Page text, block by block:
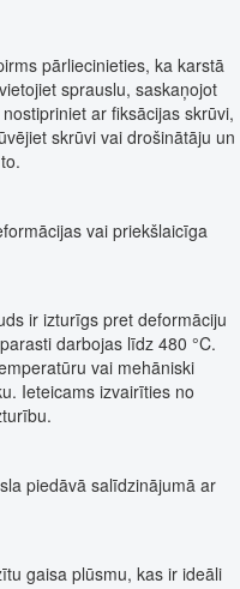
pārliecinieties, ka karstā
sprauslu, saskaņojot
ar fiksācijas skrūvi,
skrūvi vai drošinātāju un
vai priekšlaicīga
ir izturīgs pret deformāciju
darbojas līdz 480 °C.
vai mehāniski
Ieteicams izvairīties no
piedāvā salīdzinājumā ar
gaisa plūsmu, kas ir ideāli